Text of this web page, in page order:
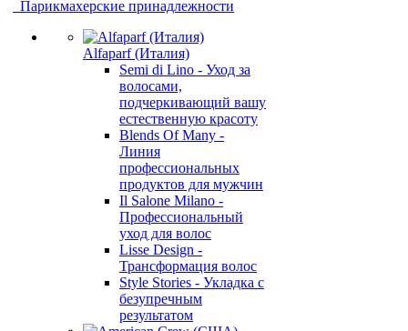
Парикмахерские принадлежности
Alfaparf (Италия)
Semi di Lino - Уход за
волосами,
подчеркивающий вашу
естественную красоту
Blends Of Many -
Линия
профессиональных
продуктов для мужчин
Il Salone Milano -
Профессиональный
уход для волос
Lisse Design -
Трансформация волос
Style Stories - Укладка с
безупречным
результатом